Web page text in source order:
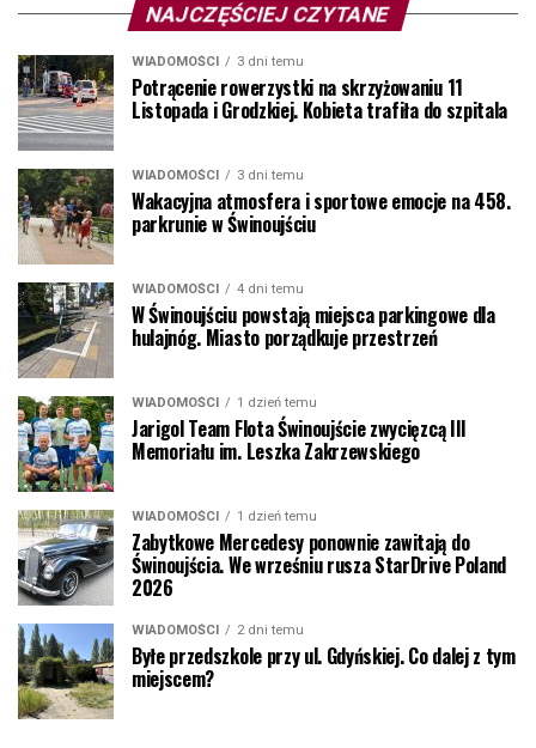
NAJCZĘŚCIEJ CZYTANE
WIADOMOŚCI 3 dni temu
Potrącenie rowerzystki na skrzyżowaniu 11
Listopada i Grodzkiej. Kobieta trafiła do szpitala
WIADOMOŚCI 3 dni temu
Wakacyjna atmosfera i sportowe emocje na 458.
parkrunie w Świnoujściu
WIADOMOŚCI 4 dni temu
W Świnoujściu powstają miejsca parkingowe dla
hulajnóg. Miasto porządkuje przestrzeń
WIADOMOŚCI 1 dzień temu
Jarigol Team Flota Świnoujście zwycięzcą III
Memoriału im. Leszka Zakrzewskiego
WIADOMOŚCI 1 dzień temu
Zabytkowe Mercedesy ponownie zawitają do
Świnoujścia. We wrześniu rusza StarDrive Poland
2026
WIADOMOŚCI 2 dni temu
Byłe przedszkole przy ul. Gdyńskiej. Co dalej z tym
miejscem?